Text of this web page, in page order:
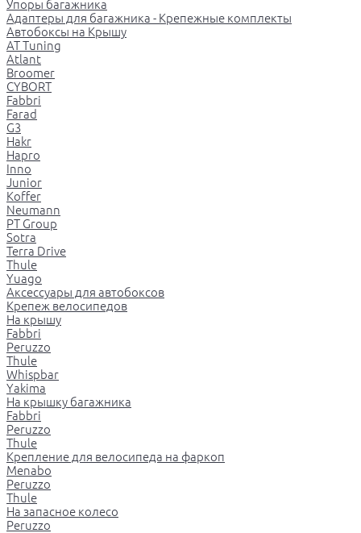
Упоры багажника
Адаптеры для багажника - Крепежные комплекты
Автобоксы на Крышу
AT Tuning
Atlant
Broomer
CYBORT
Fabbri
Farad
G3
Hakr
Hapro
Inno
Junior
Koffer
Neumann
PT Group
Sotra
Terra Drive
Thule
Yuago
Аксессуары для автобоксов
Крепеж велосипедов
На крышу
Fabbri
Peruzzo
Thule
Whispbar
Yakima
На крышку багажника
Fabbri
Peruzzo
Thule
Крепление для велосипеда на фаркоп
Menabo
Peruzzo
Thule
На запасное колесо
Peruzzo